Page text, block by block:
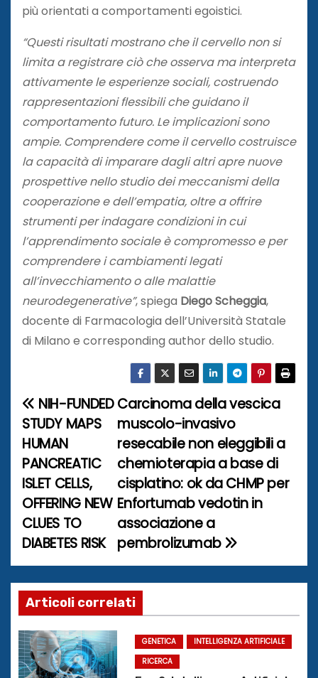
più orientati a comportamenti egoistici.
“Questi risultati mostrano che il cervello non si
limita a registrare ciò che osserva ma interpreta
attivamente le esperienze sociali, costruendo
rappresentazioni flessibili che guidano il
comportamento futuro. Le implicazioni sono
ampie. Comprendere come il cervello costruisce
la capacità di imparare dagli altri apre nuove
prospettive nello studio dei meccanismi della
cooperazione e dell’empatia, oltre a offrire
strumenti per indagare condizioni in cui
l’apprendimento sociale è compromesso e per
comprendere i cambiamenti legati
all’invecchiamento o alle malattie
neurodegenerative”, spiega Diego Scheggia,
docente di Farmacologia dell’Università Statale
di Milano e corresponding author dello studio.
N
a
v
i
g
a
z
i
o
Carcinoma della vescica
muscolo-invasivo
resecabile non eleggibili a
chemioterapia a base di
cisplatino: ok da CHMP per
Enfortumab vedotin in
associazione a
pembrolizumab
NIH-FUNDED
STUDY MAPS
HUMAN
PANCREATIC
ISLET CELLS,
OFFERING NEW
CLUES TO
DIABETES RISK
Articoli correlati
GENETICA
INTELLIGENZA ARTIFICIALE
RICERCA